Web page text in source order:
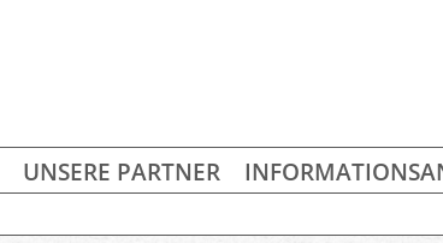
UNSERE PARTNER